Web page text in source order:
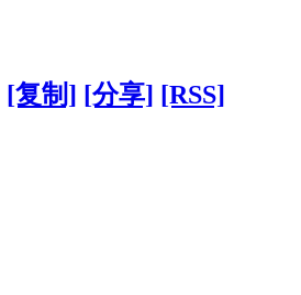
[复制] [分享] [RSS]